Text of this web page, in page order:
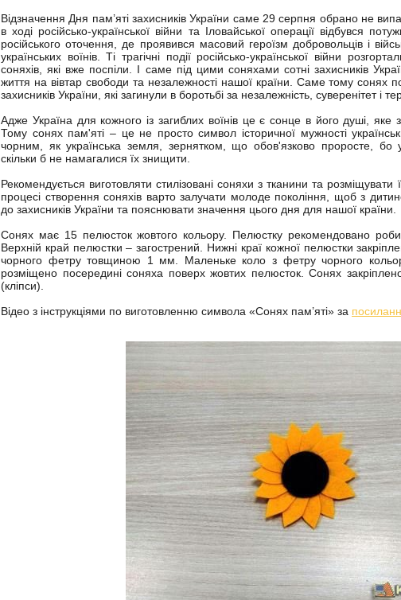
Відзначення Дня пам’яті захисників України саме 29 серпня обрано не
в ході російсько-української війни та Іловайської операції відбувся
російського оточення, де проявився масовий героїзм добровольців і
українських воїнів. Ті трагічні події російсько-української війни
соняхів, які вже поспіли. І саме під цими соняхами сотні захисників
життя на вівтар свободи та незалежності нашої країни. Саме тому сонях
захисників України, які загинули в боротьбі за незалежність, суверенітет і
Адже Україна для кожного із загиблих воїнів це є сонце в його душі, яке
Тому сонях пам'яті – це не просто символ історичної мужності
чорним, як українська земля, зернятком, що обов'язково проросте, бо
скільки б не намагалися їх знищити.
Рекомендується виготовляти стилізовані соняхи з тканини та розміщувати
процесі створення соняхів варто залучати молоде покоління, щоб з
до захисників України та пояснювати значення цього дня для нашої країни.
Сонях має 15 пелюсток жовтого кольору. Пелюстку рекомендовано
Верхній край пелюстки – загострений. Нижні краї кожної пелюстки
чорного фетру товщиною 1 мм. Маленьке коло з фетру чорного
розміщено посередині соняха поверх жовтих пелюсток. Сонях
(кліпси).
Відео з інструкціями по виготовленню символа «Сонях пам’яті» за